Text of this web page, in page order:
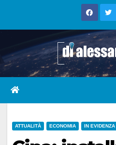
ATTUALITÀ ECONOMIA IN EVIDENZA